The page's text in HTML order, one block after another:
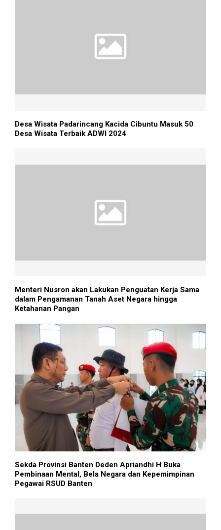
Desa Wisata Padarincang Kacida Cibuntu Masuk 50
Desa Wisata Terbaik ADWI 2024
Menteri Nusron akan Lakukan Penguatan Kerja Sama
dalam Pengamanan Tanah Aset Negara hingga
Ketahanan Pangan
Sekda Provinsi Banten Deden Apriandhi H Buka
Pembinaan Mental, Bela Negara dan Kepemimpinan
Pegawai RSUD Banten